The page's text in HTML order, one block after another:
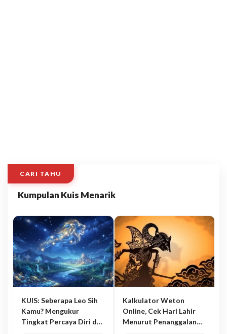
CARI TAHU
Kumpulan Kuis Menarik
KUIS: Seberapa Leo Sih
Kamu? Mengukur
Tingkat Percaya Diri dan
Kalkulator Weton
Online, Cek Hari Lahir
Menurut Penanggalan